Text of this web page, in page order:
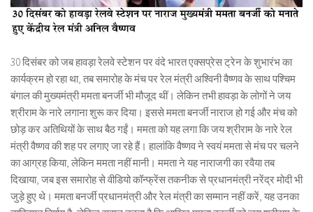
30 दिसंबर को जब हावड़ा रेलवे स्टेशन पर वंदे भारत एक्सप्रेस ट्रेन के शुभारंभ का
कार्यक्रम हो रहा था, तब समारोह के मंच पर रेल मंत्री अश्विनी वैष्णव के साथ पश्चिम
बंगाल की मुख्यमंत्री ममता बनर्जी भी मौजूद थीं। लेकिन तभी हावड़ा के लोगों ने जय
श्रीराम के नारे लगाना शुरू कर दिया। इससे ममता बनर्जी नाराज हो गई और मंच को
छोड़ कर अतिथियों के साथ बैठ गईं। ममता को यह लगा कि जय श्रीराम के नारे रेल
मंत्री वैष्णव की शह पर लगाए जा रहे हैं। हालांकि वैष्णव ने स्वयं ममता से मंच पर चलने
का आग्रह किया, लेकिन ममता नहीं मानी। ममता ने यह नाराजगी का रवैया तब
दिखाया, जब इस समारोह से वीडियो कॉन्फ्रेंस तकनीक से प्रधानमंत्री नरेंद्र मोदी भी
जुड़े हुए थे। ममता बनर्जी प्रधानमंत्री और रेल मंत्री का सम्मान नहीं करें, यह उनका